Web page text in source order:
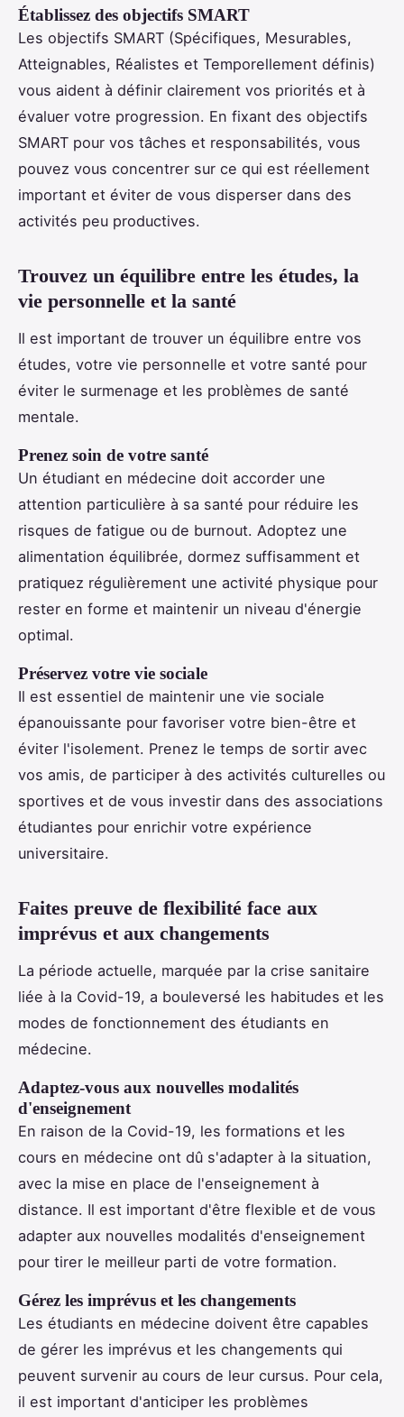
Établissez des objectifs SMART
Les objectifs SMART (Spécifiques, Mesurables,
Atteignables, Réalistes et Temporellement définis)
vous aident à définir clairement vos priorités et à
évaluer votre progression. En fixant des objectifs
SMART pour vos tâches et responsabilités, vous
pouvez vous concentrer sur ce qui est réellement
important et éviter de vous disperser dans des
activités peu productives.
Trouvez un équilibre entre les études, la
vie personnelle et la santé
Il est important de trouver un équilibre entre vos
études, votre vie personnelle et votre santé pour
éviter le surmenage et les problèmes de santé
mentale.
Prenez soin de votre santé
Un étudiant en médecine doit accorder une
attention particulière à sa santé pour réduire les
risques de fatigue ou de burnout. Adoptez une
alimentation équilibrée, dormez suffisamment et
pratiquez régulièrement une activité physique pour
rester en forme et maintenir un niveau d'énergie
optimal.
Préservez votre vie sociale
Il est essentiel de maintenir une vie sociale
épanouissante pour favoriser votre bien-être et
éviter l'isolement. Prenez le temps de sortir avec
vos amis, de participer à des activités culturelles ou
sportives et de vous investir dans des associations
étudiantes pour enrichir votre expérience
universitaire.
Faites preuve de flexibilité face aux
imprévus et aux changements
La période actuelle, marquée par la crise sanitaire
liée à la Covid-19, a bouleversé les habitudes et les
modes de fonctionnement des étudiants en
médecine.
Adaptez-vous aux nouvelles modalités
d'enseignement
En raison de la Covid-19, les formations et les
cours en médecine ont dû s'adapter à la situation,
avec la mise en place de l'enseignement à
distance. Il est important d'être flexible et de vous
adapter aux nouvelles modalités d'enseignement
pour tirer le meilleur parti de votre formation.
Gérez les imprévus et les changements
Les étudiants en médecine doivent être capables
de gérer les imprévus et les changements qui
peuvent survenir au cours de leur cursus. Pour cela,
il est important d'anticiper les problèmes